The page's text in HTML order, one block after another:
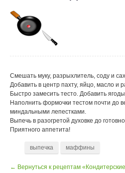
Смешать муку, разрыхлитель, соду и
Добавить в центр пахту, яйцо, масло и
Быстро замесить тесто. Добавить
Наполнить формочки тестом почти до
миндальными лепестками.
Выпечь в разогретой духовке до
Приятного аппетита!
выпечка маффины
← Вернуться к рецептам